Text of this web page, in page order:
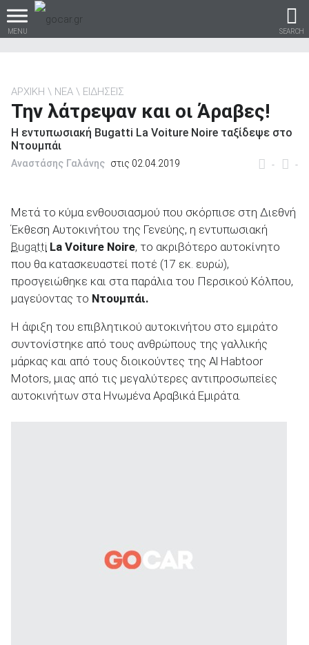
MENU SEARCH
Βρες τα πάντα για το
αυτοκίνητο!
βρες το!
Καινούρια
ΑΝΑΖΗΤΗΣΗ
Επιχειρήσεις
ΑΡΧΙΚΗ ΝΕΑ ΕΙΔΗΣΕΙΣ
Την λάτρεψαν και οι Άραβες!
Η εντυπωσιακή Bugatti La Voiture Noire ταξίδεψε στο
Ντουμπάι
- -
Αναστάσης Γαλάνης στις 02.04.2019
Μετά το κύμα ενθουσιασμού που σκόρπισε στη Διεθνή
Έκθεση Αυτοκινήτου της Γενεύης, η εντυπωσιακή
Bugatti La Voiture Noire, το ακριβότερο αυτοκίνητο
που θα κατασκευαστεί ποτέ (17 εκ. ευρώ),
προσγειώθηκε και στα παράλια του Περσικού Κόλπου,
μαγεύοντας το Ντουμπάι.
Η άφιξη του επιβλητικού αυτοκινήτου στο εμιράτο
συντονίστηκε από τους ανθρώπους της γαλλικής
μάρκας και από τους διοικούντες της Al Habtoor
Motors, μιας από τις μεγαλύτερες αντιπροσωπείες
αυτοκινήτων στα Ηνωμένα Αραβικά Εμιράτα.